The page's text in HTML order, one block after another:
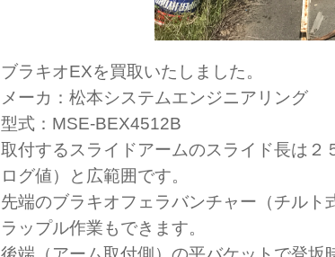
ブラキオEXを買取いたしました。
メーカ：松本システムエンジニアリング
型式：MSE-BEX4512B
取付するスライドアームのスライド長は２
ログ値）と広範囲です。
先端のブラキオフェラバンチャー（チル
ラップル作業もできます。